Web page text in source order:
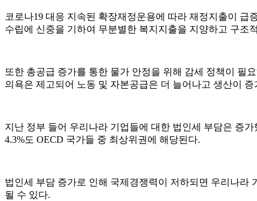
코로나19 대응 지속된 확장재정운용에 따라 재정지출이
수립에 신중을 기하여 무분별한 복지지출을 지양하고 구조
또한 총공급 증가를 통한 물가 안정을 위해 감세 정책이 필
의욕은 제고되어 노동 및 자본공급은 더 늘어나고 생산이 증
지난 정부 들어 우리나라 기업들에 대한 법인세 부담은 증
4.3%도 OECD 국가들 중 최상위권에 해당된다.
법인세 부담 증가로 인해 국제경쟁력이 저하되면 우리나라
될 수 있다.